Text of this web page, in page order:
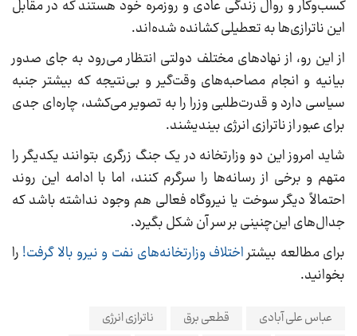
کسب‌وکار و روال زندگی عادی و روزمره خود هستند که در مقابل
این ناترازی‌ها به تعطیلی کشانده شده‌اند.
از این رو، از نهادهای مختلف دولتی انتظار می‌رود به جای صدور
بیانیه و انجام مصاحبه‌های وقت‌گیر و بی‌نتیجه که بیشتر جنبه
سیاسی دارد و قدرت‌طلبی وزرا را به تصویر می‌کشد، چاره‌ای جدی
برای عبور از ناترازی انرژی بیندیشند.
شاید امروز این دو وزارتخانه در یک جنگ زرگری بتوانند یکدیگر را
متهم و برخی از رسانه‌ها را سرگرم کنند، اما با ادامه این روند
احتمالاً دیگر سوخت یا نیروگاه فعالی هم وجود نداشته باشد که
جدال‌های این‌چنینی بر سر آن شکل بگیرد.
برای مطالعه بیشتراختلاف وزارتخانه‌های نفت و نیرو بالا گرفت! را
بخوانید.
عباس علی آبادی قطعی برق
ناترازی انرژی